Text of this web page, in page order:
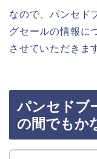
なので、パンセド
グセールの情報に
させていただきま
パンセドブ
の間でもか